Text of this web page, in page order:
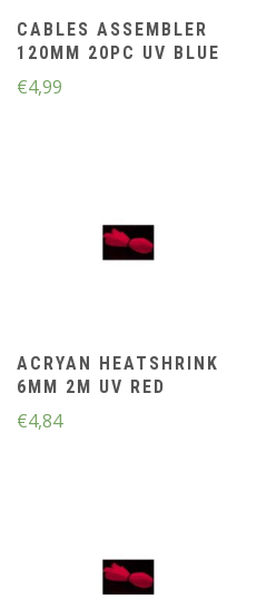
CABLES ASSEMBLER
120MM 20PC UV BLUE
€4,99
ACRYAN HEATSHRINK
6MM 2M UV RED
€4,84